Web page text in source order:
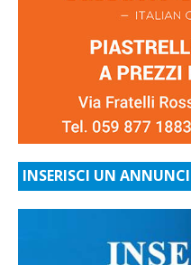
INSERISCI UN